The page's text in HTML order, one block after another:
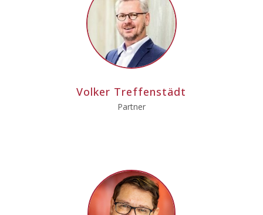
Volker Treffenstädt
Partner